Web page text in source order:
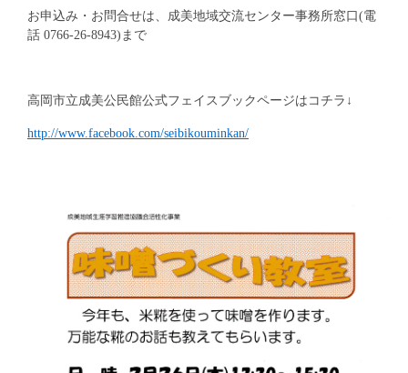
お申込み・お問合せは、成美地域交流センター事務所窓口(電
話 0766-26-8943)まで
高岡市立成美公民館公式フェイスブックページはコチラ↓
http://www.facebook.com/seibikouminkan/